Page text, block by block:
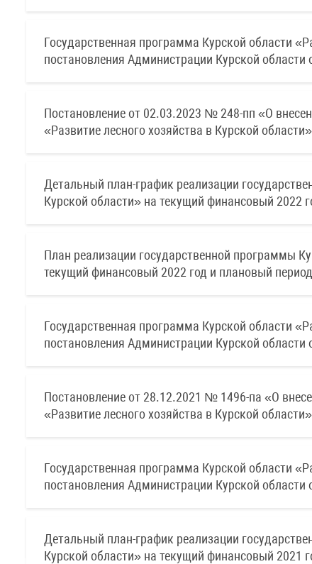
Государственная программа Курской области
постановления Администрации Курской
Постановление от 02.03.2023 № 248-пп «О
«Развитие лесного хозяйства в Курской области»
Детальный план-график реализации
Курской области» на текущий финансовый 2022
План реализации государственной программы
текущий финансовый 2022 год и плановый
Государственная программа Курской области
постановления Администрации Курской
Постановление от 28.12.2021 № 1496-па «О
«Развитие лесного хозяйства в Курской области»
Государственная программа Курской области
постановления Администрации Курской
Детальный план-график реализации
Курской области» на текущий финансовый 2021